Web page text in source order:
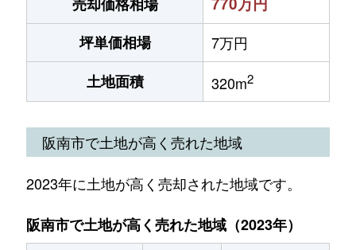
坪単価相場
7万円
土地面積
320m2
阪南市で土地が高く売れた地域
2023年に土地が高く売却された地域です。
阪南市で土地が高く売れた地域（2023年）